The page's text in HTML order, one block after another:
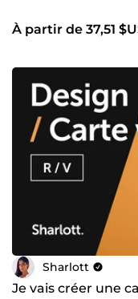
À partir de 37,51
Sharlott
Je vais créer une